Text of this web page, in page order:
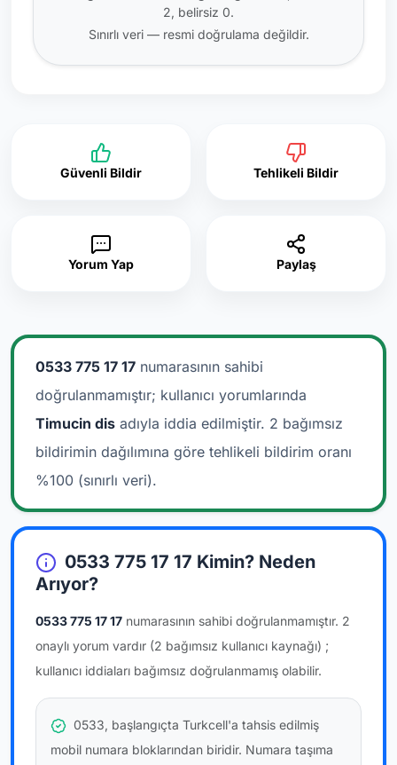
2, belirsiz 0.
Sınırlı veri — resmi doğrulama değildir.
Güvenli Bildir Tehlikeli Bildir
Yorum Yap Paylaş
0533 775 17 17 numarasının sahibi
doğrulanmamıştır; kullanıcı yorumlarında
Timucin dis adıyla iddia edilmiştir. 2 bağımsız
bildirimin dağılımına göre tehlikeli bildirim oranı
%100 (sınırlı veri).
0533 775 17 17 Kimin? Neden
Arıyor?
0533 775 17 17 numarasının sahibi doğrulanmamıştır. 2
onaylı yorum vardır (2 bağımsız kullanıcı kaynağı) ;
kullanıcı iddiaları bağımsız doğrulanmamış olabilir.
0533, başlangıçta Turkcell'a tahsis edilmiş
mobil numara bloklarından biridir. Numara taşıma